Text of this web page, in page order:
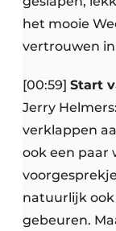
het mooie
vertrouwen
[00:59] Start
Jerry
verklappen
ook een paar
natuurlijk
gebeuren.